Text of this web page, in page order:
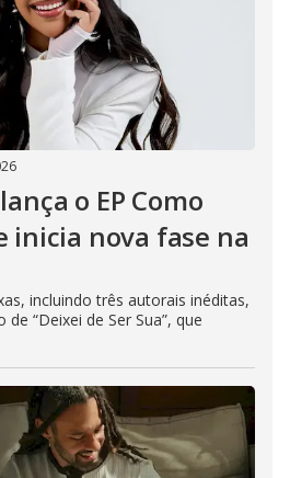
o EP Como
inicia nova fase na
incluindo três autorais inéditas,
“Deixei de Ser Sua”, que